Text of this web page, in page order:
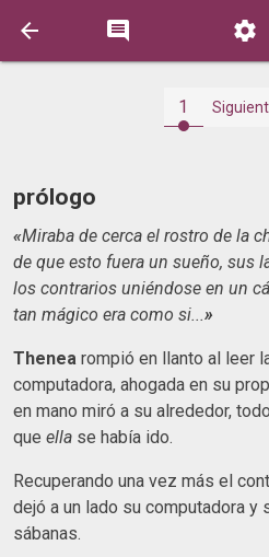
  
1
prólogo
«Miraba de cerca el rostro de la
de que esto fuera un sueño, sus
los contrarios uniéndose en un
tan mágico era como si...»
Thenea rompió en llanto al leer
computadora, ahogada en su
en mano miró a su alrededor,
que ella se había ido.
Recuperando una vez más el
dejó a un lado su computadora y
sábanas.